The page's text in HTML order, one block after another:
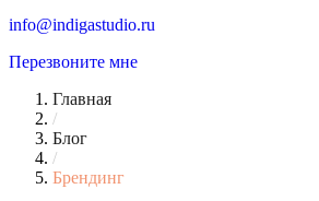
info@indigastudio.ru
Перезвоните мне
Главная
/
Блог
/
Брендинг